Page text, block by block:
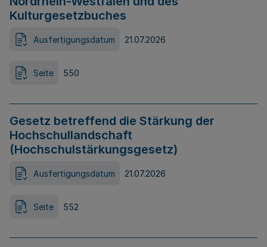
Kulturgesetzbuches
Ausfertigungsdatum 21.07.2026
Seite 550
Gesetz betreffend die Stärkung der
Hochschullandschaft
(Hochschulstärkungsgesetz)
Ausfertigungsdatum 21.07.2026
Seite 552